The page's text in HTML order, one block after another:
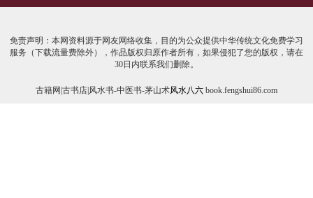
免责声明：本网资料源于网友网络收集，目的为公众提供中华传统文化免费学习
服务（下载流量费除外），作品版权归原作者所有，如果侵犯了您的版权，请在
30日内联系我们删除。
古籍网|古书店|风水书-中医书-茅山术风水八六 book.fengshui86.com